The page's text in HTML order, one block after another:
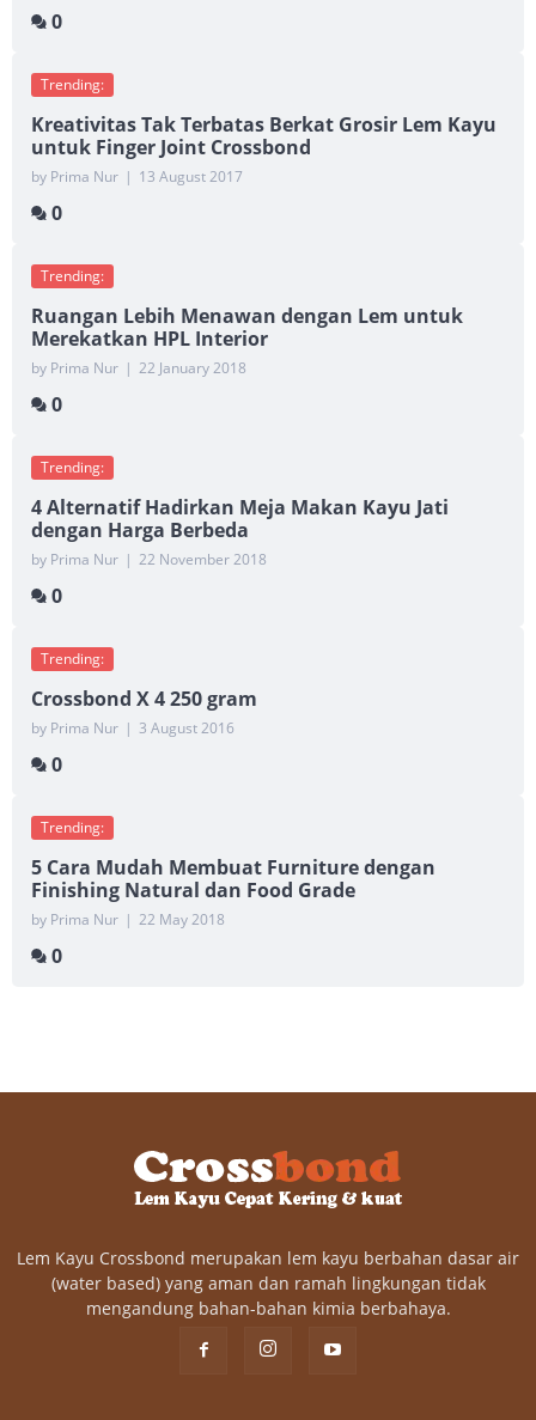
0
Trending:
Kreativitas Tak Terbatas Berkat Grosir Lem Kayu
untuk Finger Joint Crossbond
by Prima Nur | 13 August 2017
0
Trending:
Ruangan Lebih Menawan dengan Lem untuk
Merekatkan HPL Interior
by Prima Nur | 22 January 2018
0
Trending:
4 Alternatif Hadirkan Meja Makan Kayu Jati
dengan Harga Berbeda
by Prima Nur | 22 November 2018
0
Trending:
Crossbond X 4 250 gram
by Prima Nur | 3 August 2016
0
Trending:
5 Cara Mudah Membuat Furniture dengan
Finishing Natural dan Food Grade
by Prima Nur | 22 May 2018
0
Lem Kayu Crossbond merupakan lem kayu berbahan dasar air
(water based) yang aman dan ramah lingkungan tidak
mengandung bahan-bahan kimia berbahaya.